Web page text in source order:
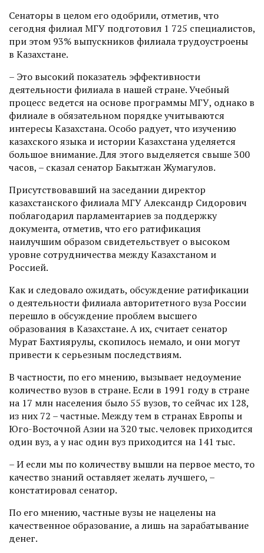
Сенаторы в целом его одобрили, отметив, что
сегодня филиал МГУ подготовил 1 725 специалистов,
при этом 93% выпускников филиала трудоустроены
в Казахстане.
– Это высокий показатель эффективности
деятельности филиала в нашей стране. Учебный
процесс ведется на основе програм­мы МГУ, однако в
филиале в обязательном порядке учитываются
интересы Казахстана. Особо радует, что изучению
казахского языка и истории Казахстана уделяется
большое внимание. Для этого выделяется свыше 300
часов, – сказал сенатор Бакытжан ­Жумагулов.
Присутствовавший на заседании директор
казахстанского филиала МГУ Александр Сидорович
поблагодарил парламентариев за поддержку
документа, отметив, что его ратификация
наилучшим образом свидетельствует о высоком
уровне сотрудничества между Казахстаном и
Россией.
Как и следовало ожидать, обсуждение ратификации
о дея­тельности филиала авторитетного вуза России
перешло в обсуждение проблем высшего
образования в Казахстане. А их, считает сенатор
Мурат Бахтияр­улы, скопилось немало, и они могут
привести к серьезным последствиям.
В частности, по его мнению, вызывает недоумение
количество вузов в стране. Если в 1991 году в стране
на 17 млн населения было 55 вузов, то сейчас их 128,
из них 72 – частные. Между тем в странах Европы и
Юго-Восточной Азии на 320 тыс. человек приходится
один вуз, а у нас один вуз приходится на 141 тыс.
– И если мы по количеству вышли на первое место, то
качество знаний оставляет желать лучшего, –
констатировал сенатор.
По его мнению, частные вузы не нацелены на
качественное образование, а лишь на зарабатывание
денег.